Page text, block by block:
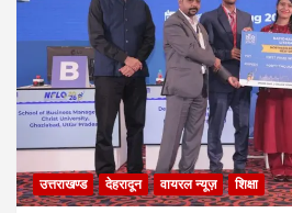
उत्तराखण्ड देहरादून वायरल न्यूज़ शिक्षा